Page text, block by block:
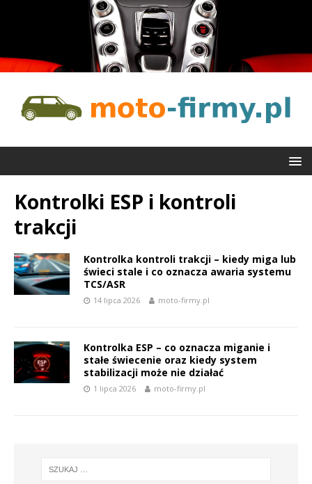
Kontrolki ESP i kontroli
trakcji
Kontrolka kontroli trakcji – kiedy miga lub
świeci stale i co oznacza awaria systemu
TCS/ASR
14 lipca 2026 moto-firmy.pl
Kontrolka ESP – co oznacza miganie i
stałe świecenie oraz kiedy system
stabilizacji może nie działać
1 lipca 2026 moto-firmy.pl